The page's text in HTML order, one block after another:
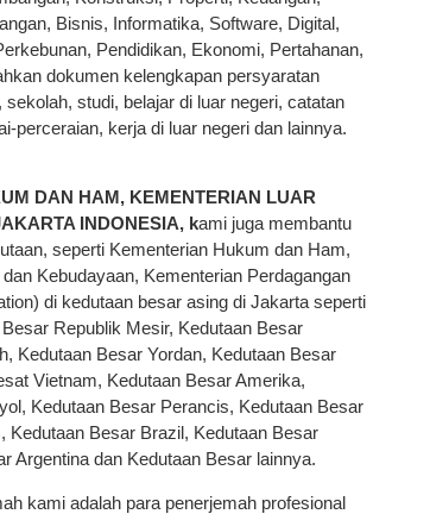
Bisnis, Informatika, Software, Digital,
Pendidikan, Ekonomi, Pertahanan,
dokumen kelengkapan persyaratan
studi, belajar di luar negeri, catatan
perceraian, kerja di luar negeri dan lainnya.
DAN HAM, KEMENTERIAN LUAR
INDONESIA, kami juga membantu
seperti Kementerian Hukum dan Ham,
Kebudayaan, Kementerian Perdagangan
di kedutaan besar asing di Jakarta seperti
Republik Mesir, Kedutaan Besar
Kedutaan Besar Yordan, Kedutaan Besar
Vietnam, Kedutaan Besar Amerika,
Kedutaan Besar Perancis, Kedutaan Besar
Kedutaan Besar Brazil, Kedutaan Besar
Argentina dan Kedutaan Besar lainnya.
kami adalah para penerjemah profesional